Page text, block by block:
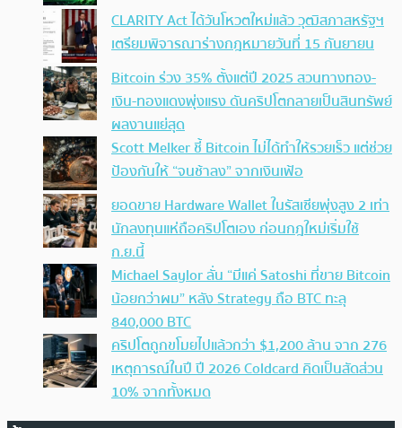
CLARITY Act ได้วันโหวตใหม่แล้ว วุฒิสภาสหรัฐฯ
เตรียมพิจารณาร่างกฎหมายวันที่ 15 กันยายน
Bitcoin ร่วง 35% ตั้งแต่ปี 2025 สวนทางทอง-
เงิน-ทองแดงพุ่งแรง ดันคริปโตกลายเป็นสินทรัพย์
ผลงานแย่สุด
Scott Melker ชี้ Bitcoin ไม่ได้ทำให้รวยเร็ว แต่ช่วย
ป้องกันให้ “จนช้าลง” จากเงินเฟ้อ
ยอดขาย Hardware Wallet ในรัสเซียพุ่งสูง 2 เท่า
นักลงทุนแห่ถือคริปโตเอง ก่อนกฎใหม่เริ่มใช้
ก.ย.นี้
Michael Saylor ลั่น “มีแค่ Satoshi ที่ขาย Bitcoin
น้อยกว่าผม” หลัง Strategy ถือ BTC ทะลุ
840,000 BTC
คริปโตถูกขโมยไปแล้วกว่า $1,200 ล้าน จาก 276
เหตุการณ์ในปี ปี 2026 Coldcard คิดเป็นสัดส่วน
10% จากทั้งหมด